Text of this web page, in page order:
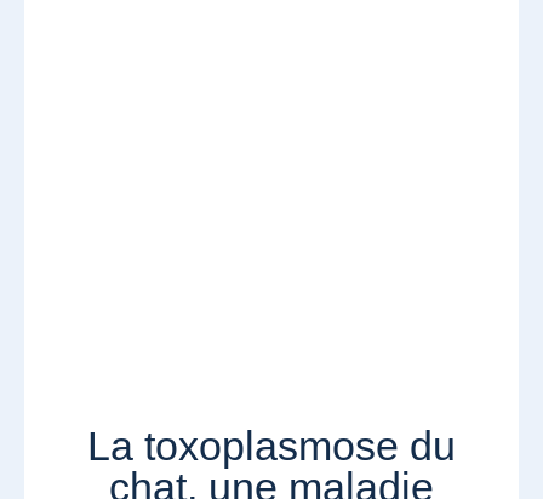
La toxoplasmose du
chat, une maladie